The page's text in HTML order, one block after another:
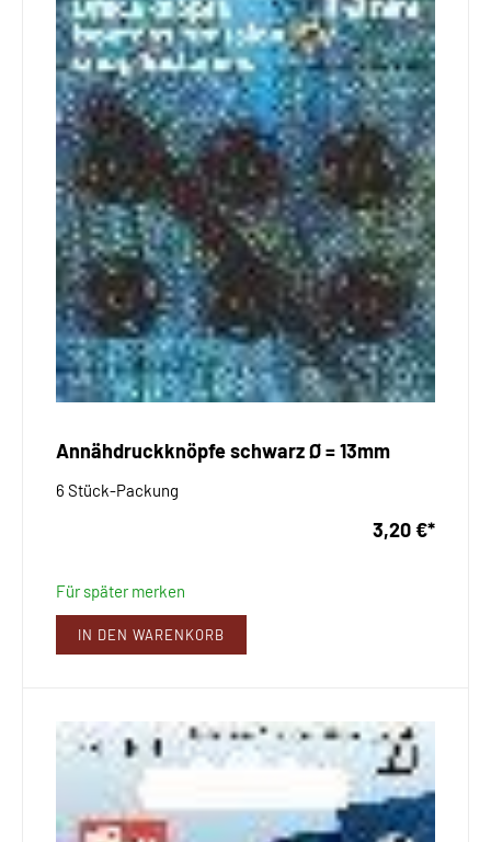
Annähdruckknöpfe schwarz Ø = 13mm
6 Stück-Packung
3,20 €*
Für später merken
IN DEN WARENKORB